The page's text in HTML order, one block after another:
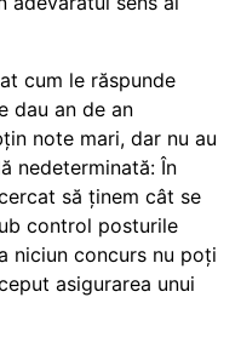
cum le răspunde
dau an de an
note mari, dar nu au
nedeterminată: În
să ținem cât se
control posturile
niciun concurs nu poți
asigurarea unui